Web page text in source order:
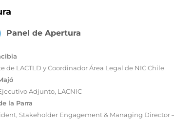
Panel de Apertura
de LACTLD y Coordinador Área Legal de NIC Chile
Adjunto, LACNIC
la Parra
Stakeholder Engagement & Managing Director